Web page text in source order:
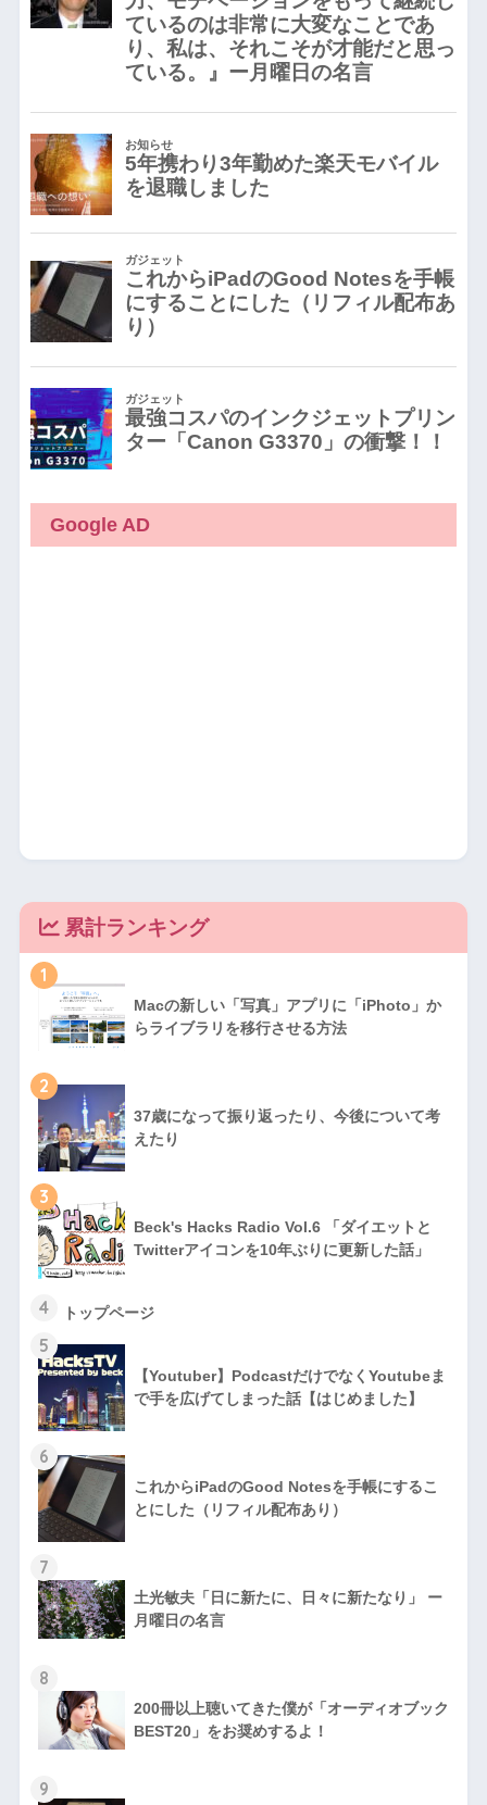
Google AD
累計ランキング
1
Macの新しい「写真」アプリに「iPhoto」か
らライブラリを移行させる方法
2
37歳になって振り返ったり、今後について考
えたり
3
Beck's Hacks Radio Vol.6 「ダイエットと
Twitterアイコンを10年ぶりに更新した話」
4 トップページ
5
【Youtuber】PodcastだけでなくYoutubeま
で手を広げてしまった話【はじめました】
6
これからiPadのGood Notesを手帳にするこ
とにした（リフィル配布あり）
7
土光敏夫「日に新たに、日々に新たなり」 ー
月曜日の名言
8
200冊以上聴いてきた僕が「オーディオブック
BEST20」をお奨めするよ！
9